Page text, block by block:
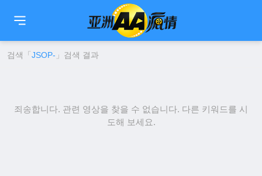
🇹🇼 简中 🇺🇸EN 🇯🇵日本語
검색「 JSOP- 」검색 결과
죄송합니다. 관련 영상을 찾을 수 없습니다. 다른 키워드를 시
도해 보세요.